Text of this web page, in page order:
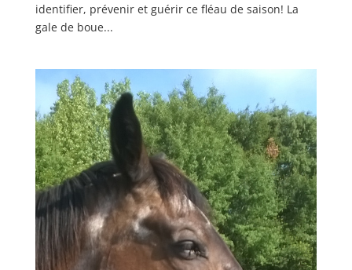
identifier, prévenir et guérir ce fléau de saison! La
gale de boue...